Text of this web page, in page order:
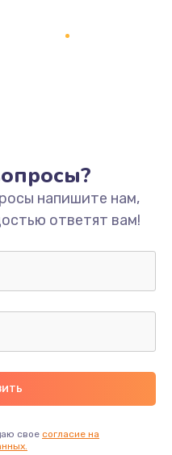
напишите нам,
ответят вам!
свое согласие на